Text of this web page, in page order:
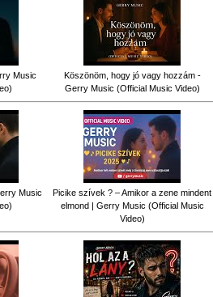
Music
Köszönöm, hogy jó vagy hozzám -
Gerry Music (Official Music Video)
Music
Picike szívek ? – Amikor a zene mindent
elmond | Gerry Music (Official Music
Video)